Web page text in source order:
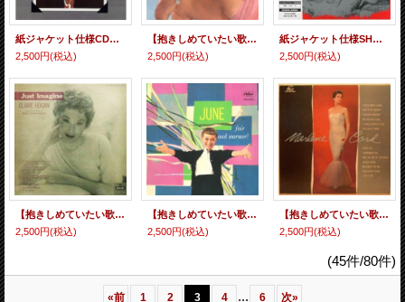
紙ジャケット仕様CD 丁寧で丹誠こもったマイルド・テンダーな寛ぎ抒情派ブルージー・ヴォーカルが粋渋の極みたる幽玄の魅力をあくまで軽妙に揮ったホッと心安らぐ傑作 MAXINE SULLIVAN with The Scott Hamilton Quintet マキシン・サリヴァン & スコット・ハミルトン / UPTOWN (= SOMETHING TO REMEMBER) サムシング・トゥ・リメンバー
2,500円(税込)
【抱きしめていたい歌姫たち シリーズ】 完全限定紙ジャケットCD JANE RUSSELL ジェーン・ラッセル / JANE RUSSELL ジェーン・ラッセル
2,500円(税込)
紙ジャケット仕様SHM-CD GOLDEN PALOMINOS ゴールデン・パロミノス / GOLDEN PALOMINOS ゴールデン・パロミノス
2,500円(税込)
【抱きしめていたい歌姫たち シリーズ】 完全限定紙ジャケットCD CLAIRE HOGAN クレア・ホーガン / JUST IMAGINE ジャスト・イマジン
2,500円(税込)
【抱きしめていたい歌姫たち シリーズ】 完全限定紙ジャケットCD JUNE CHRISTY ジューン・クリスティ / FAIR AND WARMER! フェア・アンド・ウォーマー
2,500円(税込)
【抱きしめていたい歌姫たち シリーズ】 完全限定紙ジャケットCD MARLENE CORD マーリーン・コード / MARLENE CORD マーリーン・コード
2,500円(税込)
(45件/80件)
«前 1 2 3 4 ... 6 次»